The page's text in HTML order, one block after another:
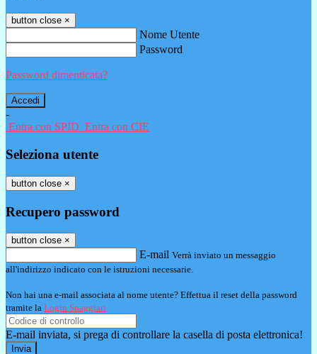
button close ×
Nome Utente
Password
Password dimenticata?
-
Entra con SPID Entra con CIE
Seleziona utente
button close ×
Recupero password
button close ×
E-mail Verrà inviato un messaggio
all'indirizzo indicato con le istruzioni necessarie.
Non hai una e-mail associata al nome utente? Effettua il reset della password
tramite la Login Spaggiari
E-mail inviata, si prega di controllare la casella di posta elettronica!